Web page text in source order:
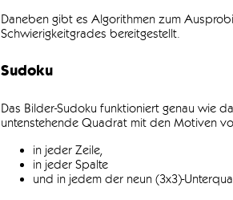
Daneben gibt es Algorithmen zum
Schwierigkeitgrades bereitgestellt.
Sudoku
Das Bilder-Sudoku funktioniert genau wie
untenstehende Quadrat mit den Motiven
in jeder Zeile,
in jeder Spalte
und in jedem der neun (3x3)-